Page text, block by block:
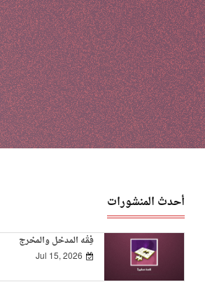
أحدث المنشورات
فِقْه المدخل والمخرج
Jul 15, 2026